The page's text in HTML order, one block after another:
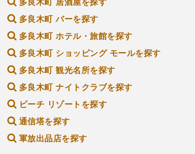
多良木町 居酒屋を探す
多良木町 バーを探す
多良木町 ホテル・旅館を探す
多良木町 ショッピング モールを探す
多良木町 観光名所を探す
多良木町 ナイトクラブを探す
ビーチ リゾートを探す
通信塔を探す
軍放出品店を探す